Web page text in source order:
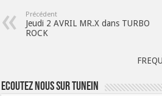
Précédent
Jeudi 2 AVRIL MR.X dans TURBO
ROCK
Ecoutez nous sur TuneIn